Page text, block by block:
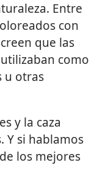
Entre
con
que las
como
u otras
y la caza
Y si hablamos
los mejores